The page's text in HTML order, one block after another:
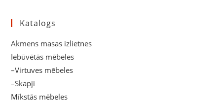
Katalogs
Akmens masas izlietnes
Iebūvētās mēbeles
–Virtuves mēbeles
–Skapji
Mīkstās mēbeles